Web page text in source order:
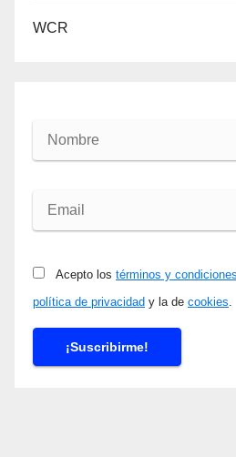
WCR
Acepto los términos y condiciones
política de privacidad y la de cookies